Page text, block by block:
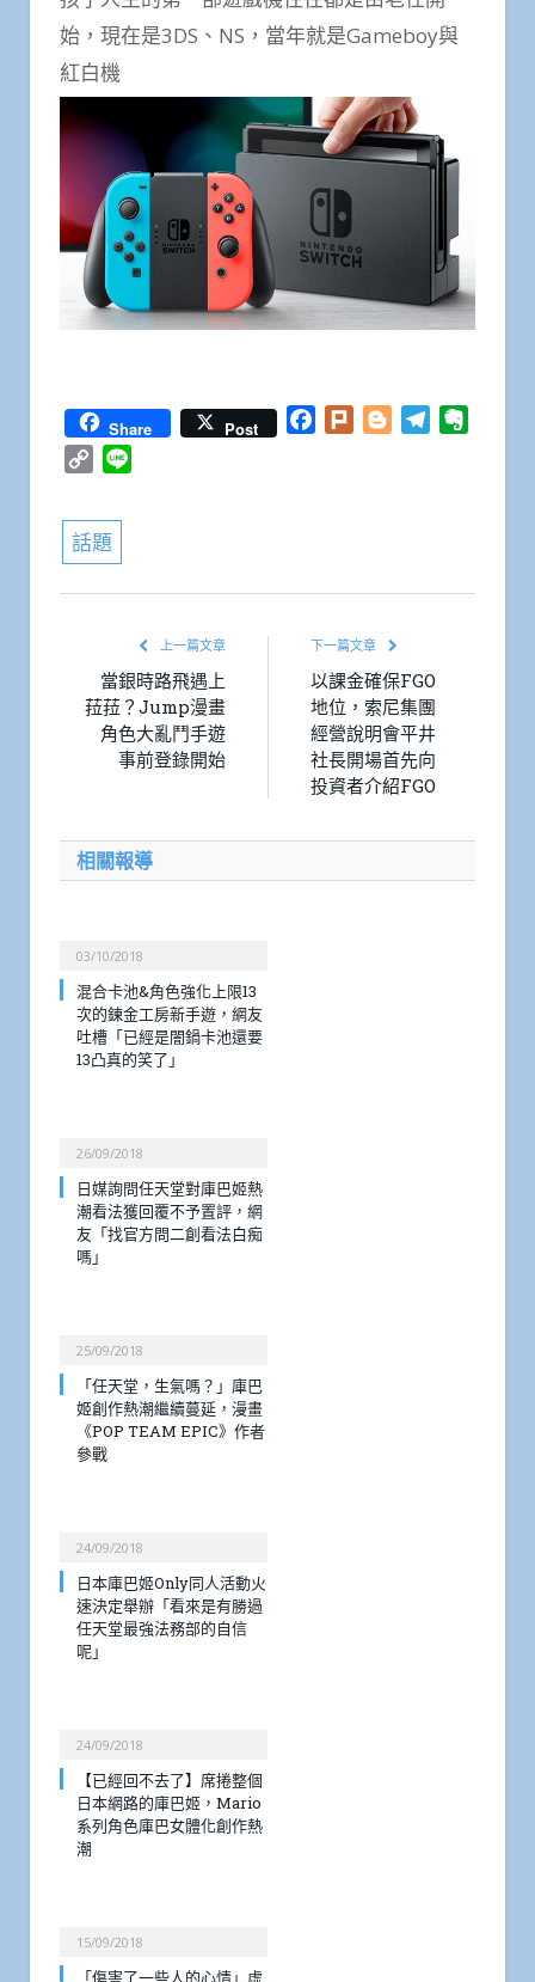
始，現在是3DS、NS，當年就是Gameboy與
紅白機
Share Post Facebook
Plurk BloggerTelegram
Copy
話題
上一篇文章
當銀時路飛遇上
菈菈？Jump漫畫
角色大亂鬥手遊
事前登錄開始
下一篇文章
以課金確保FGO
地位，索尼集團
經營說明會平井
社長開場首先向
投資者介紹FGO
相關報導
03/10/2018
混合卡池&角色強化上限13
次的鍊金工房新手遊，網友
吐槽「已經是闇鍋卡池還要
13凸真的笑了」
26/09/2018
日媒詢問任天堂對庫巴姬熱
潮看法獲回覆不予置評，網
友「找官方問二創看法白痴
嗎」
25/09/2018
「任天堂，生氣嗎？」庫巴
姬創作熱潮繼續蔓延，漫畫
《POP TEAM EPIC》作者
參戰
24/09/2018
日本庫巴姬Only同人活動火
速決定舉辦「看來是有勝過
任天堂最強法務部的自信
呢」
24/09/2018
【已經回不去了】席捲整個
日本網路的庫巴姬，Mario
系列角色庫巴女體化創作熱
潮
15/09/2018